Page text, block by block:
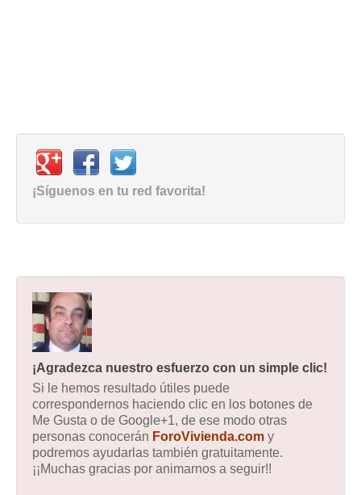
¡Síguenos en tu red favorita!
¡Agradezca nuestro esfuerzo con un simple clic!
Si le hemos resultado útiles puede
correspondernos haciendo clic en los botones de
Me Gusta o de Google+1, de ese modo otras
personas conocerán ForoVivienda.com y
podremos ayudarlas también gratuitamente.
¡¡Muchas gracias por animarnos a seguir!!